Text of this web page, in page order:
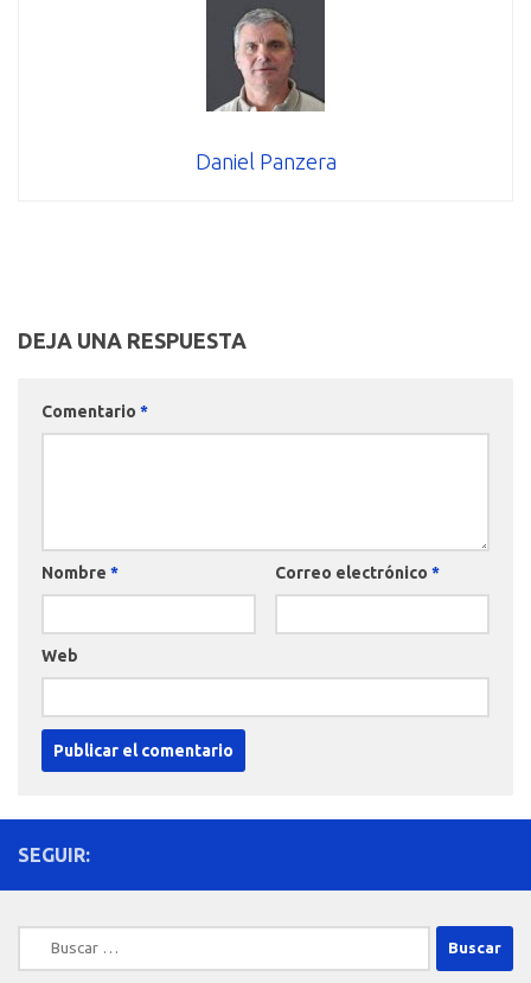
Daniel Panzera
DEJA UNA RESPUESTA
Comentario *
Nombre * Correo electrónico *
Web
SEGUIR:
Buscar: